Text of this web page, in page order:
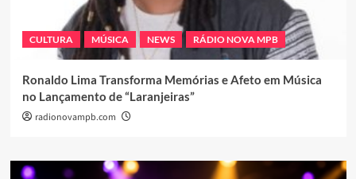
CULTURA MÚSICA NEWS RÁDIO NOVA MPB
Ronaldo Lima Transforma Memórias e Afeto em Música
no Lançamento de “Laranjeiras”
radionovampb.com